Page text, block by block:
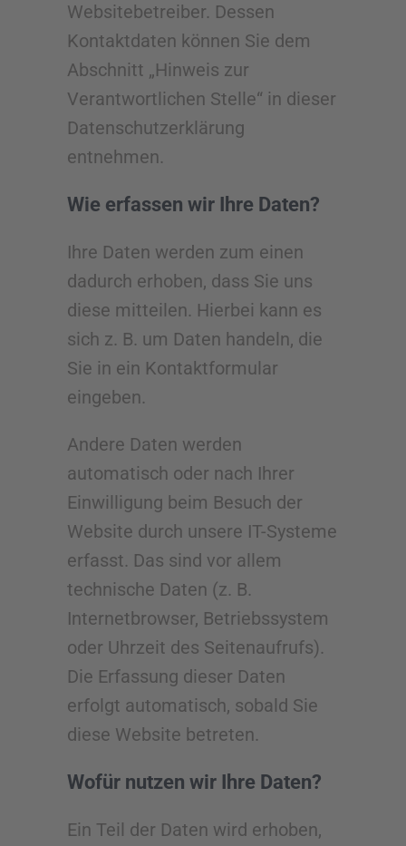
Websitebetreiber. Dessen
Kontaktdaten können Sie dem
Abschnitt „Hinweis zur
Verantwortlichen Stelle“ in dieser
Datenschutzerklärung
entnehmen.
Wie erfassen wir Ihre Daten?
Ihre Daten werden zum einen
dadurch erhoben, dass Sie uns
diese mitteilen. Hierbei kann es
sich z. B. um Daten handeln, die
Sie in ein Kontaktformular
eingeben.
Andere Daten werden
automatisch oder nach Ihrer
Einwilligung beim Besuch der
Website durch unsere IT-Systeme
erfasst. Das sind vor allem
technische Daten (z. B.
Internetbrowser, Betriebssystem
oder Uhrzeit des Seitenaufrufs).
Die Erfassung dieser Daten
erfolgt automatisch, sobald Sie
diese Website betreten.
Wofür nutzen wir Ihre Daten?
Ein Teil der Daten wird erhoben,